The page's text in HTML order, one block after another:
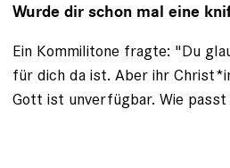
Wurde dir schon mal eine
Ein Kommilitone fragte: "Du
für dich da ist. Aber ihr
Gott ist unverfügbar. Wie passt